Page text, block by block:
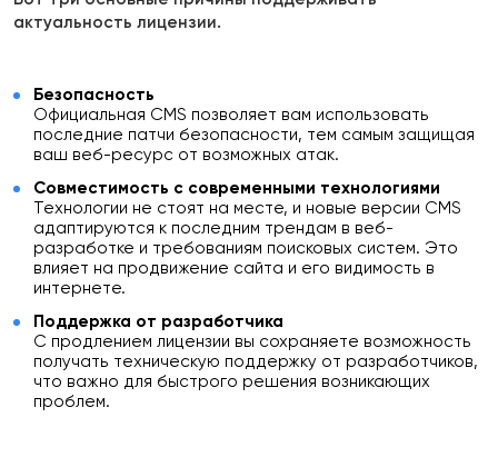
актуальность лицензии.
Безопасность
Официальная CMS позволяет вам использовать
последние патчи безопасности, тем самым защищая
ваш веб-ресурс от возможных атак.
Совместимость с современными технологиями
Технологии не стоят на месте, и новые версии CMS
адаптируются к последним трендам в веб-
разработке и требованиям поисковых систем. Это
влияет на продвижение сайта и его видимость в
интернете.
Поддержка от разработчика
С продлением лицензии вы сохраняете возможность
получать техническую поддержку от разработчиков,
что важно для быстрого решения возникающих
проблем.